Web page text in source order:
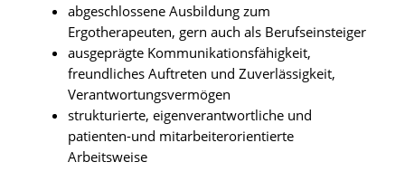
abgeschlossene Ausbildung zum
Ergotherapeuten, gern auch als Berufseinsteiger
ausgeprägte Kommunikationsfähigkeit,
freundliches Auftreten und Zuverlässigkeit,
Verantwortungsvermögen
strukturierte, eigenverantwortliche und
patienten-und mitarbeiterorientierte
Arbeitsweise